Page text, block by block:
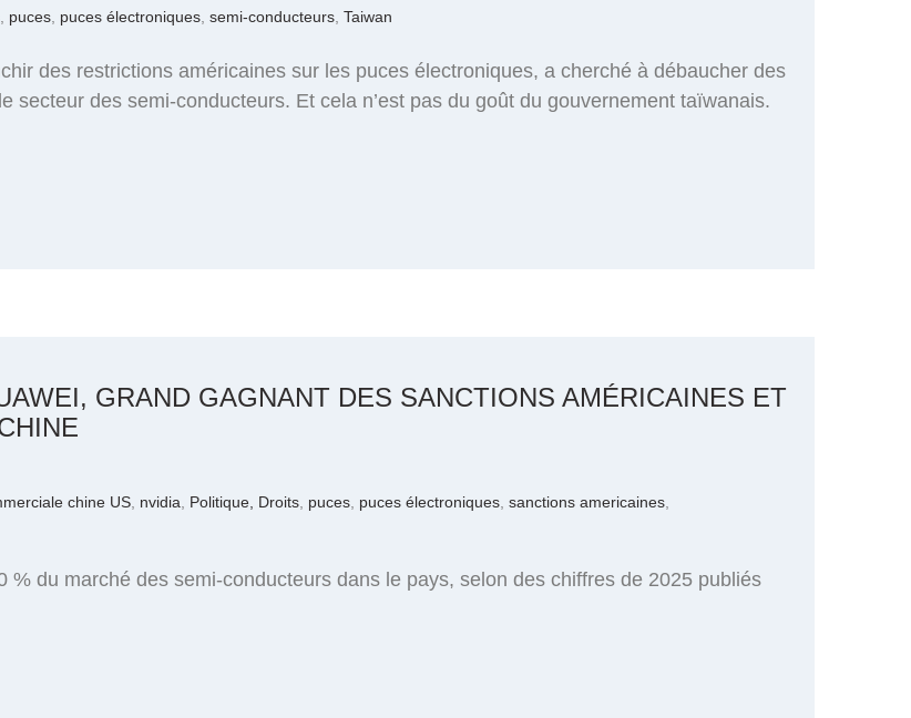
puces puces électroniques semi-conducteurs Taiwan
des restrictions américaines sur les puces électroniques, a cherché à débaucher des
secteur des semi-conducteurs. Et cela n’est pas du goût du gouvernement taïwanais.
GRAND GAGNANT DES SANCTIONS AMÉRICAINES ET
chine US nvidia Politique, Droits puces puces électroniques sanctions americaines
% du marché des semi-conducteurs dans le pays, selon des chiffres de 2025 publiés